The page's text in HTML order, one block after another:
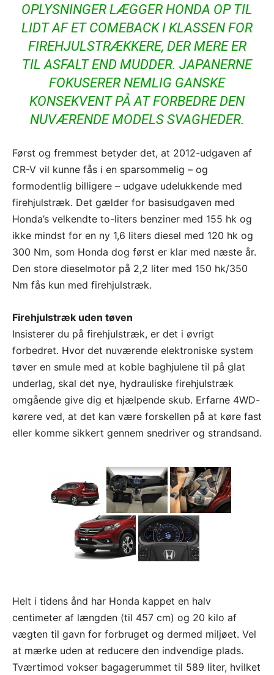
OPLYSNINGER LÆGGER HONDA OP TIL
LIDT AF ET COMEBACK I KLASSEN FOR
FIREHJULSTRÆKKERE, DER MERE ER
TIL ASFALT END MUDDER. JAPANERNE
FOKUSERER NEMLIG GANSKE
KONSEKVENT PÅ AT FORBEDRE DEN
NUVÆRENDE MODELS SVAGHEDER.
Først og fremmest betyder det, at 2012-udgaven af
CR-V vil kunne fås i en sparsommelig – og
formodentlig billigere – udgave udelukkende med
firehjulstræk. Det gælder for basisudgaven med
Honda’s velkendte to-liters benziner med 155 hk og
ikke mindst for en ny 1,6 liters diesel med 120 hk og
300 Nm, som Honda dog først er klar med næste år.
Den store dieselmotor på 2,2 liter med 150 hk/350
Nm fås kun med firehjulstræk.
Firehjulstræk uden tøven
Insisterer du på firehjulstræk, er det i øvrigt
forbedret. Hvor det nuværende elektroniske system
tøver en smule med at koble baghjulene til på glat
underlag, skal det nye, hydrauliske firehjulstræk
omgående give dig et hjælpende skub. Erfarne 4WD-
kørere ved, at det kan være forskellen på at køre fast
eller komme sikkert gennem snedriver og strandsand.
Helt i tidens ånd har Honda kappet en halv
centimeter af længden (til 457 cm) og 20 kilo af
vægten til gavn for forbruget og dermed miljøet. Vel
at mærke uden at reducere den indvendige plads.
Tværtimod vokser bagagerummet til 589 liter, hvilket